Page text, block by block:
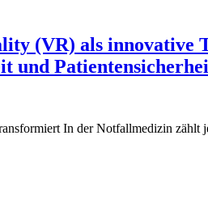
(VR) als
und
In der Notfallmedizin zählt